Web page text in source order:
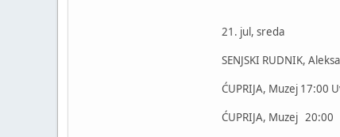
21. jul, sreda
SENJSKI RUDNIK,
ĆUPRIJA, Muzej 17:00
ĆUPRIJA, Muzej